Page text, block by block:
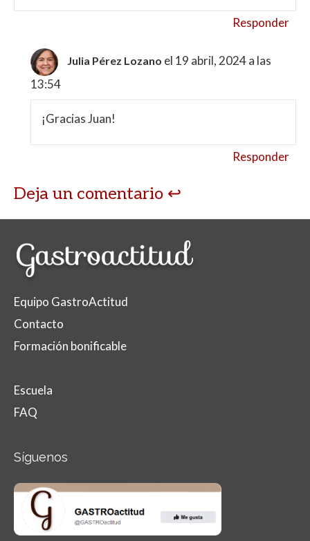
Responder
Julia Pérez Lozano el 19 abril, 2024 a las
13:54
¡Gracias Juan!
Responder
Deja un comentario
Equipo GastroActitud
Contacto
Formación bonificable
Escuela
FAQ
Síguenos